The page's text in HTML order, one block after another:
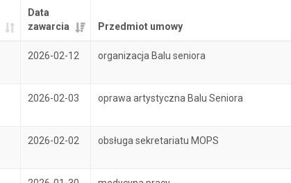
Data
zawarcia
Przedmiot umowy
2026-02-12 organizacja Balu seniora
2026-02-03 oprawa artystyczna Balu Seniora
2026-02-02 obsługa sekretariatu MOPS